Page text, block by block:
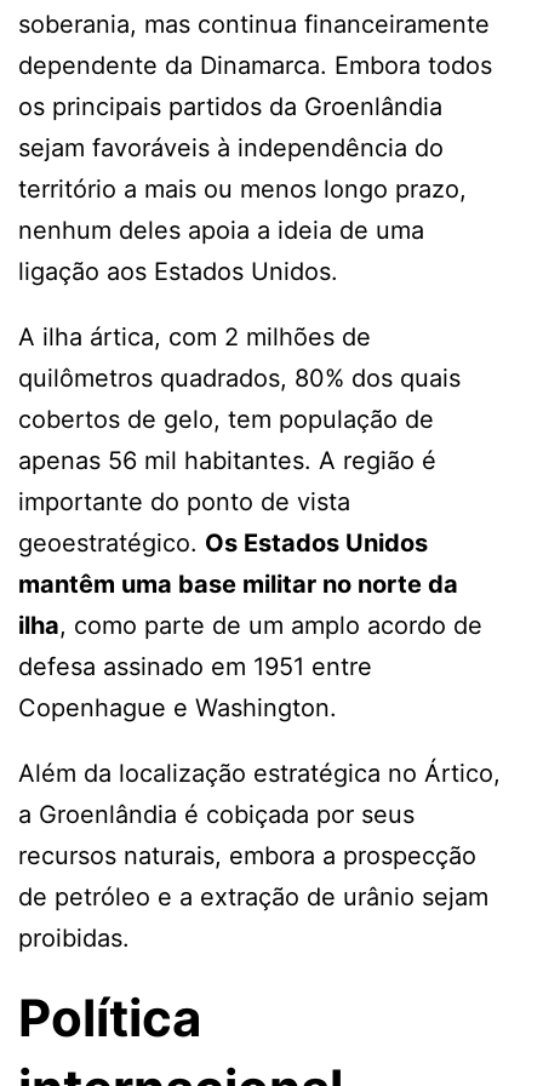
soberania, mas continua financeiramente
dependente da Dinamarca. Embora todos
os principais partidos da Groenlândia
sejam favoráveis à independência do
território a mais ou menos longo prazo,
nenhum deles apoia a ideia de uma
ligação aos Estados Unidos.
A ilha ártica, com 2 milhões de
quilômetros quadrados, 80% dos quais
cobertos de gelo, tem população de
apenas 56 mil habitantes. A região é
importante do ponto de vista
geoestratégico. Os Estados Unidos
mantêm uma base militar no norte da
ilha, como parte de um amplo acordo de
defesa assinado em 1951 entre
Copenhague e Washington.
Além da localização estratégica no Ártico,
a Groenlândia é cobiçada por seus
recursos naturais, embora a prospecção
de petróleo e a extração de urânio sejam
proibidas.
Política